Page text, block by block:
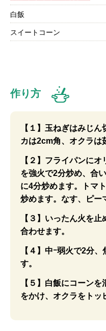
白飯
スイートコーン
作り方
【１】玉ねぎはみじ
カは2cm角、オクラは
【２】フライパンに
を強火で2分炒め、合
に4分炒めます。トマ
炒めます。なす、ピー
【３】いったん火を
合わせます。
【４】中ｰ弱火で2分
す。
【５】白飯にコーンを
をかけ、オクラをトッ